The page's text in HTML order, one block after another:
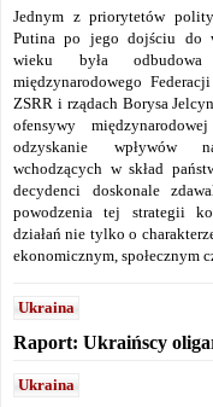
Jednym z priorytetów
Putina po jego dojściu do
wieku była
międzynarodowego
ZSRR i rządach Borysa
ofensywy
odzyskanie wpływów
wchodzących w skład
decydenci doskonale
powodzenia tej strategii
działań nie tylko o
ekonomicznym, społecznym
Ukraina
Raport: Ukraińscy
Ukraina